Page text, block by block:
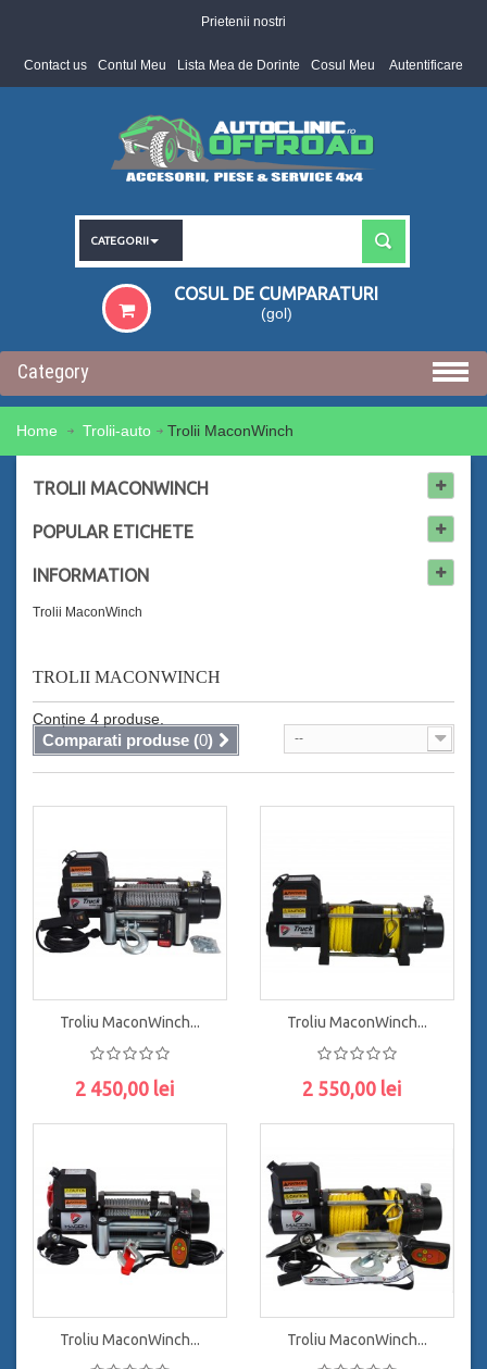
Prietenii nostri
Contact us Contul Meu Lista Mea de Dorinte Cosul Meu Autentificare
CATEGORII
COSUL DE CUMPARATURI
(gol)
Category
Home Trolii-auto Trolii MaconWinch
TROLII MACONWINCH
POPULAR ETICHETE
INFORMATION
Trolii MaconWinch
TROLII MACONWINCH
Conține 4 produse.
--
Comparati produse (0)
Troliu MaconWinch...
2 450,00 lei
Troliu MaconWinch...
2 550,00 lei
Troliu MaconWinch... Troliu MaconWinch...